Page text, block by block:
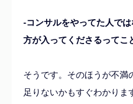
-コンサルをやってた人で
方が入ってくださるってこ
そうです。そのほうが不満
足りないかもすぐわかりま